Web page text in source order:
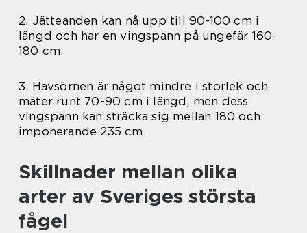
2. Jätteanden kan nå upp till 90-100 cm i
längd och har en vingspann på ungefär 160-
180 cm.
3. Havsörnen är något mindre i storlek och
mäter runt 70-90 cm i längd, men dess
vingspann kan sträcka sig mellan 180 och
imponerande 235 cm.
Skillnader mellan olika
arter av Sveriges största
fågel